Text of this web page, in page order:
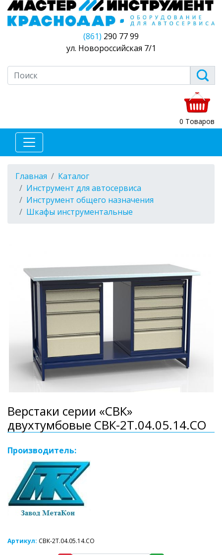
(861) 290 77 99
ул. Новороссийская 7/1
0 Товаров
Главная
Каталог
Инструмент для автосервиса
Инструмент общего назначения
Шкафы инструментальные
Верстаки серии «СВК»
двухтумбовые СВК-2Т.04.05.14.СО
Производитель:
Артикул: СВК-2Т.04.05.14.СО